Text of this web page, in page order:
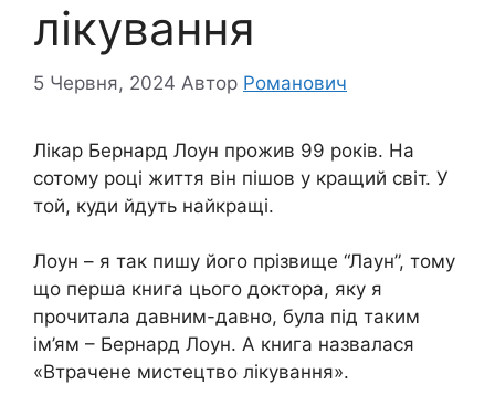
лікування
5 Червня, 2024 Автор Романович
Лікар Бернард Лоун прожив 99 років. На
сотому році життя він пішов у кращий світ. У
той, куди йдуть найкращі.
Лоун – я так пишу його прізвище “Лаун”, тому
що перша книга цього доктора, яку я
прочитала давним-давно, була під таким
ім’ям – Бернард Лоун. А книга назвалася
«Втрачене мистецтво лікування».